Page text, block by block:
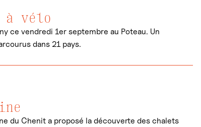
à vélo
ce vendredi 1er septembre au Poteau. Un
dans 21 pays.
du Chenit a proposé la découverte des chalets